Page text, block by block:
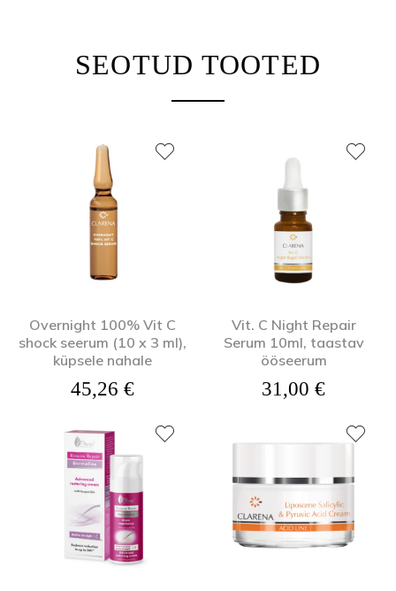
SEOTUD TOOTED
Overnight 100% Vit C
shock seerum (10 x 3 ml),
küpsele nahale
45,26 €
Vit. C Night Repair
Serum 10ml, taastav
ööseerum
31,00 €